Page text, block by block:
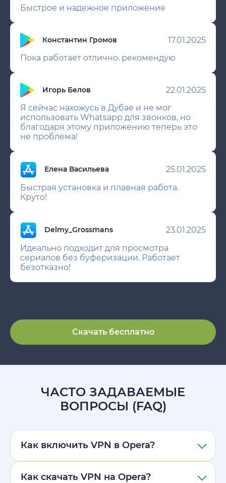
Быстрое и надежное приложение
Константин Громов
17.01.2025
Пока работает отлично. рекомендую
Игорь Белов
22.01.2025
Я сейчас нахожусь в Дубае и не мог
использовать Whatsapp для звонков, но
благодаря этому приложению теперь это
не проблема!
Елена Васильева
25.01.2025
Быстрая установка и плавная работа.
Круто!
Delmy_Grossmans
23.01.2025
Идеально подходит для просмотра
сериалов без буферизации. Работает
безотказно!
Скачать бесплатно
ЧАСТО ЗАДАВАЕМЫЕ
ВОПРОСЫ (FAQ)
Как включить VPN в Opera?
Как скачать VPN на Opera?